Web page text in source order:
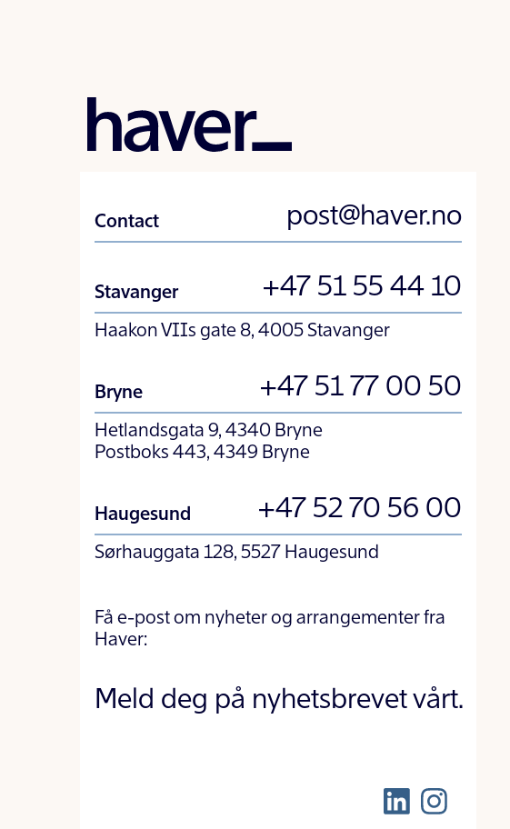
Contact post@haver.no
Stavanger +47 51 55 44 10
Haakon VIIs gate 8, 4005 Stavanger
Bryne +47 51 77 00 50
Hetlandsgata 9, 4340 Bryne
Postboks 443, 4349 Bryne
Haugesund +47 52 70 56 00
Sørhauggata 128, 5527 Haugesund
Få e-post om nyheter og arrangementer fra
Haver:
Meld deg på nyhetsbrevet vårt.